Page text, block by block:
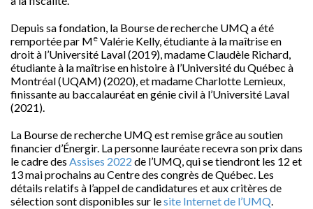
Depuis sa fondation, la Bourse de recherche UMQ a été
remportée par Me Valérie Kelly, étudiante à la maîtrise en
droit à l’Université Laval (2019), madame Claudèle Richard,
étudiante à la maîtrise en histoire à l’Université du Québec à
Montréal (UQAM) (2020), et madame Charlotte Lemieux,
finissante au baccalauréat en génie civil à l’Université Laval
(2021).
La Bourse de recherche UMQ est remise grâce au soutien
financier d’Énergir. La personne lauréate recevra son prix dans
le cadre des Assises 2022 de l’UMQ, qui se tiendront les 12 et
13 mai prochains au Centre des congrès de Québec. Les
détails relatifs à l’appel de candidatures et aux critères de
sélection sont disponibles sur lesite Internet de l’UMQ.